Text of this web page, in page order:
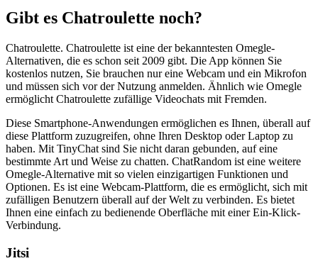
Gibt es Chatroulette noch?
Chatroulette. Chatroulette ist eine der bekanntesten Omegle-
Alternativen, die es schon seit 2009 gibt. Die App können Sie
kostenlos nutzen, Sie brauchen nur eine Webcam und ein Mikrofon
und müssen sich vor der Nutzung anmelden. Ähnlich wie Omegle
ermöglicht Chatroulette zufällige Videochats mit Fremden.
Diese Smartphone-Anwendungen ermöglichen es Ihnen, überall auf
diese Plattform zuzugreifen, ohne Ihren Desktop oder Laptop zu
haben. Mit TinyChat sind Sie nicht daran gebunden, auf eine
bestimmte Art und Weise zu chatten. ChatRandom ist eine weitere
Omegle-Alternative mit so vielen einzigartigen Funktionen und
Optionen. Es ist eine Webcam-Plattform, die es ermöglicht, sich mit
zufälligen Benutzern überall auf der Welt zu verbinden. Es bietet
Ihnen eine einfach zu bedienende Oberfläche mit einer Ein-Klick-
Verbindung.
Jitsi